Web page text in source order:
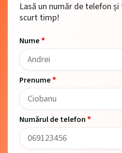
Lasă un număr de telefon
scurt timp!
Nume*
Prenume*
Numărul de telefon*